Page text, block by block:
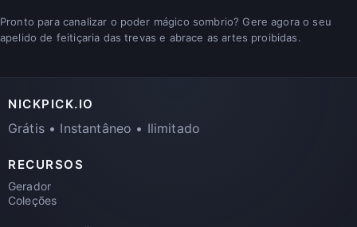
Pronto para canalizar o poder mágico sombrio? Gere agora o seu
apelido de feitiçaria das trevas e abrace as artes proibidas.
NICKPICK.IO
Grátis • Instantâneo • Ilimitado
RECURSOS
Gerador
Coleções